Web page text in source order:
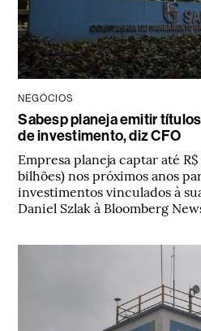
NEGÓCIOS
Sabesp planeja emitir
de investimento, diz CFO
Empresa planeja captar até R$
bilhões) nos próximos anos
investimentos vinculados à
Daniel Szlak à Bloomberg